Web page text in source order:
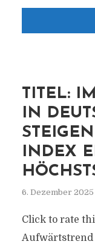
TITEL:
IN
INDEX
6. Dezember 2025
Click to rate
Aufwärtstrend